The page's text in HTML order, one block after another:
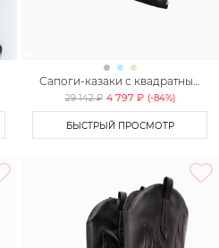
Сапоги-казаки с квадратным
мысом Lera Nena Unreal
29 142 ₽ 4 797 ₽ (-84%)
БЫСТРЫЙ ПРОСМОТР